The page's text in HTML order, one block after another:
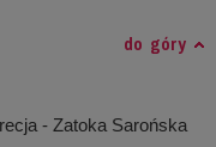
do góry
- Zatoka Sarońska